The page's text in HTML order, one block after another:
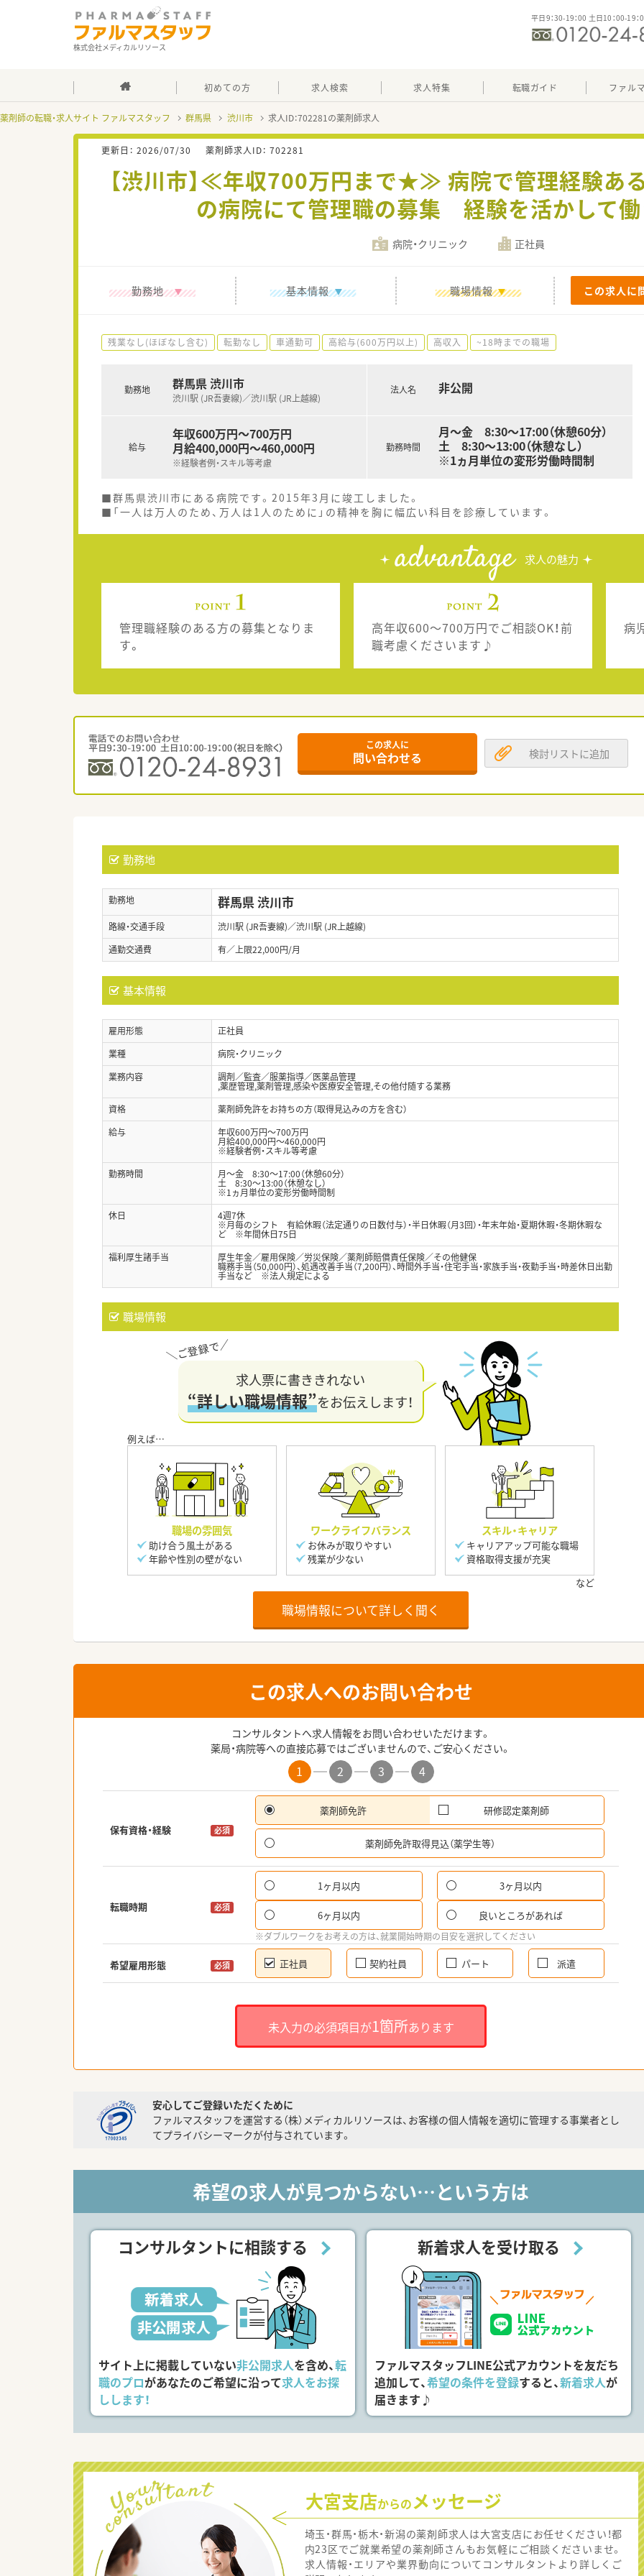
株式会社メディカルリソース
平日9：30-19：00 土日10：00-19：
初めての方 求人検索 求人特集 転職ガイド ファル
薬剤師の転職・求人サイト ファルマスタッフ 群馬県 渋川市 求人ID：702281の薬剤師求人
更新日： 2026/07/30 薬剤師求人ID： 702281
【渋川市】≪年収700万円まで★≫ 病院で管理経験あ
の病院にて管理職の募集 経験を活かして働
病院・クリニック 正社員
勤務地 基本情報 職場情報 この求人に
残業なし(ほぼなし含む) 転勤なし 車通勤可 高給与(600万円以上) 高収入 ~18時までの職場
勤務地 群馬県 渋川市
渋川駅 (JR吾妻線)／渋川駅 (JR上越線)
給与
年収600万円～700万円
月給400,000円～460,000円
※経験者例・スキル等考慮
法人名 非公開
勤務時間
月～金 8:30～17:00（休憩60分）
土 8:30～13:00（休憩なし）
※1ヵ月単位の変形労働時間制
■群馬県渋川市にある病院です。2015年3月に竣工しました。
■「一人は万人のため、万人は1人のために」の精神を胸に幅広い科目を診療しています。
advantage 求人の魅力
管理職経験のある方の募集となりま
す。
高年収600～700万円でご相談OK！前
職考慮くださいます♪
病
この求人に
問い合わせる 検討リストに追加
勤務地
勤務地 群馬県 渋川市
路線・交通手段
渋川駅 (JR吾妻線)／渋川駅 (JR上越線)
通勤交通費
有／上限22,000円/月
基本情報
雇用形態
正社員
業種
病院・クリニック
業務内容
調剤／監査／服薬指導／医薬品管理
,薬歴管理,薬剤管理,感染や医療安全管理,その他付随する業務
資格
薬剤師免許をお持ちの方（取得見込みの方を含む）
給与
年収600万円～700万円
月給400,000円～460,000円
※経験者例・スキル等考慮
勤務時間
月～金 8:30～17:00（休憩60分）
土 8:30～13:00（休憩なし）
※1ヵ月単位の変形労働時間制
休日
4週7休
※月毎のシフト 有給休暇（法定通りの日数付与）・半日休暇（月3回）・年末年始・夏期休暇・冬期休暇な
ど ※年間休日75日
福利厚生諸手当
厚生年金／雇用保険／労災保険／薬剤師賠償責任保険／その他健保
職務手当（50,000円）、処遇改善手当（7,200円）、時間外手当・住宅手当・家族手当・夜勤手当・時差休日出勤
手当など ※法人規定による
職場情報
求人票に書ききれない
“詳しい職場情報”をお伝えします！
職場の雰囲気
助け合う風土がある
年齢や性別の壁がない
ワークライフバランス
お休みが取りやすい
残業が少ない
スキル・キャリア
キャリアアップ可能な職場
資格取得支援が充実
職場情報について詳しく聞く
この求人へのお問い合わせ
コンサルタントへ求人情報をお問い合わせいただけます。
薬局・病院等への直接応募ではございませんので、ご安心ください。
1 2 3 4
保有資格・経験 必須
薬剤師免許 研修認定薬剤師
薬剤師免許取得見込（薬学生等）
転職時期 必須
1ヶ月以内 3ヶ月以内
6ヶ月以内 良いところがあれば
※ダブルワークをお考えの方は、就業開始時期の目安を選択してください
希望雇用形態 必須 正社員 契約社員 パート 派遣
未入力の必須項目が1箇所あります
安心してご登録いただくために
ファルマスタッフを運営する（株）メディカルリソースは、お客様の個人情報を適切に管理する事業者とし
てプライバシーマークが付与されています。
希望の求人が見つからない…という方は
コンサルタントに相談する
サイト上に掲載していない非公開求人を含め、転
職のプロがあなたのご希望に沿って求人をお探
しします！
新着求人を受け取る
ファルマスタッフLINE公式アカウントを友だち
追加して、希望の条件を登録すると、新着求人が
届きます♪
大宮支店からのメッセージ
埼玉・群馬・栃木・新潟の薬剤師求人は大宮支店にお任せください！都
内23区でご就業希望の薬剤師さんもお気軽にご相談くださいませ。
求人情報・エリアや業界動向についてコンサルタントより詳しくご